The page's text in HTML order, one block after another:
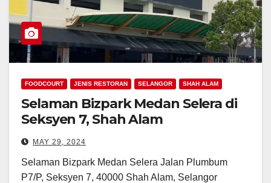
FOODCOURT JENIS RESTORAN SELANGOR SHAH ALAM
Selaman Bizpark Medan Selera di
Seksyen 7, Shah Alam
MAY 29, 2024
Selaman Bizpark Medan Selera Jalan Plumbum
P7/P, Seksyen 7, 40000 Shah Alam, Selangor